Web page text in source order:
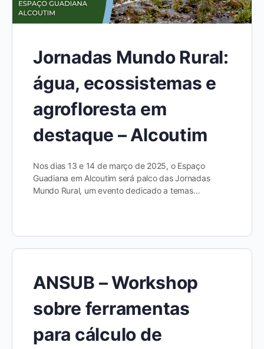
Jornadas Mundo Rural:
água, ecossistemas e
agrofloresta em
destaque – Alcoutim
Nos dias 13 e 14 de março de 2025, o Espaço
Guadiana em Alcoutim será palco das Jornadas
Mundo Rural, um evento dedicado a temas…
ANSUB – Workshop
sobre ferramentas
para cálculo de